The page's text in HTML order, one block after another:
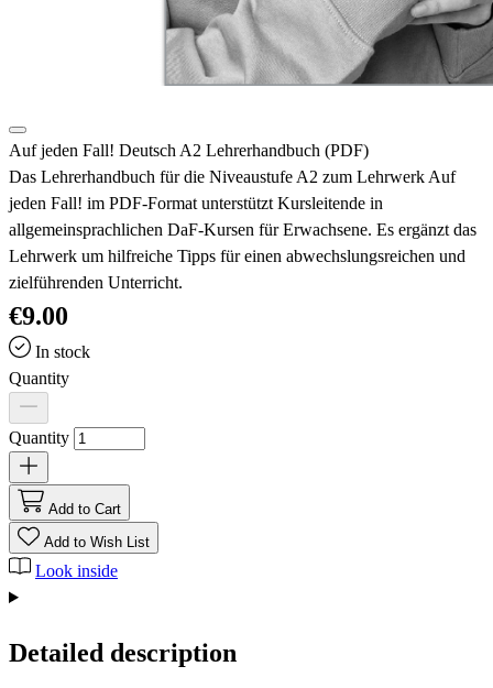
Auf jeden Fall! Deutsch A2 Lehrerhandbuch (PDF)
Das Lehrerhandbuch für die Niveaustufe A2 zum Lehrwerk Auf
jeden Fall! im PDF-Format unterstützt Kursleitende in
allgemeinsprachlichen DaF-Kursen für Erwachsene. Es ergänzt das
Lehrwerk um hilfreiche Tipps für einen abwechslungsreichen und
zielführenden Unterricht.
€9.00
In stock
Quantity
Quantity
Add to Cart
Add to Wish List
Look inside
Detailed description